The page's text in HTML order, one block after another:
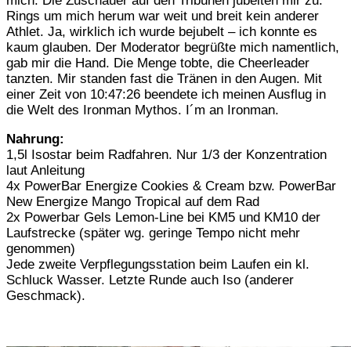
Rings um mich herum war weit und breit kein anderer
Athlet. Ja, wirklich ich wurde bejubelt – ich konnte es
kaum glauben. Der Moderator begrüßte mich namentlich,
gab mir die Hand. Die Menge tobte, die Cheerleader
tanzten. Mir standen fast die Tränen in den Augen. Mit
einer Zeit von 10:47:26 beendete ich meinen Ausflug in
die Welt des Ironman Mythos. I´m an Ironman.
Nahrung:
1,5l Isostar beim Radfahren. Nur 1/3 der Konzentration
laut Anleitung
4x PowerBar Energize Cookies & Cream bzw. PowerBar
New Energize Mango Tropical auf dem Rad
2x Powerbar Gels Lemon-Line bei KM5 und KM10 der
Laufstrecke (später wg. geringe Tempo nicht mehr
genommen)
Jede zweite Verpflegungsstation beim Laufen ein kl.
Schluck Wasser. Letzte Runde auch Iso (anderer
Geschmack).